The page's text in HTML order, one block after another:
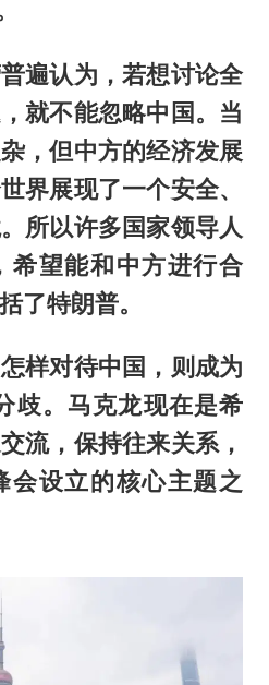
遍认为，若想讨论全
就不能忽略中国。当
，但中方的经济发展
界展现了一个安全、
所以许多国家领导人
希望能和中方进行合
了特朗普。
样对待中国，则成为
歧。马克龙现在是希
流，保持往来关系，
会设立的核心主题之